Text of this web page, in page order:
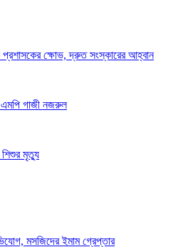
প্রশাসকের ক্ষোভ, দ্রুত সংস্কারের আহ্বান
এমপি গাজী নজরুল
শিশুর মৃত্যু
মসজিদের ইমাম গ্রেপ্তার